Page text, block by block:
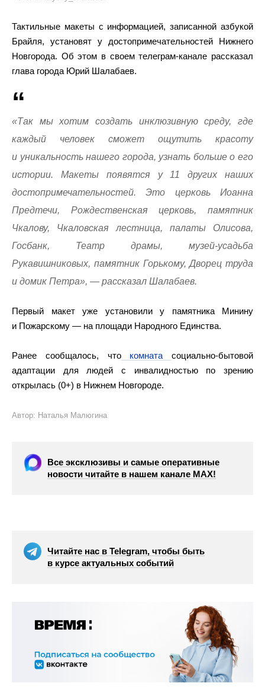
Тактильные макеты с информацией, записанной азбукой
Брайля, установят у достопримечательностей Нижнего
Новгорода. Об этом в своем телеграм-канале рассказал
глава города Юрий Шалабаев.
«Так мы хотим создать инклюзивную среду, где
каждый человек сможет ощутить красоту
и уникальность нашего города, узнать больше о его
истории. Макеты появятся у 11 других наших
достопримечательностей. Это церковь Иоанна
Предтечи, Рождественская церковь, памятник
Чкалову, Чкаловская лестница, палаты Олисова,
Госбанк, Театр драмы, музей-усадьба
Рукавишниковых, памятник Горькому, Дворец труда
и домик Петра», — рассказал Шалабаев.
Первый макет уже установили у памятника Минину
и Пожарскому — на площади Народного Единства.
Ранее сообщалось, чтокомната социально-бытовой
адаптации для людей с инвалидностью по зрению
открылась (0+) в Нижнем Новгороде.
Автор: Наталья Малюгина
Все эксклюзивы и самые оперативные
новости читайте в нашем канале МАХ!
Читайте нас в Telegram, чтобы быть
в курсе актуальных событий